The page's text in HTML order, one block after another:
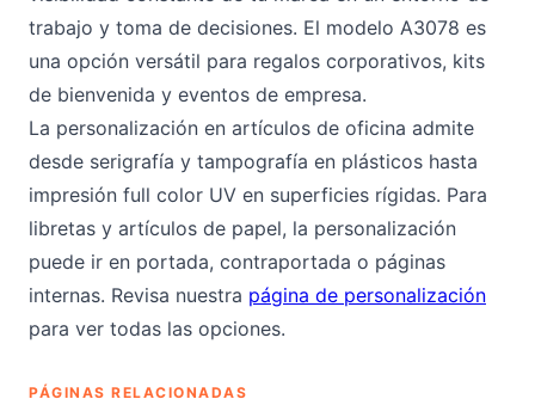
trabajo y toma de decisiones. El modelo A3078 es
una opción versátil para regalos corporativos, kits
de bienvenida y eventos de empresa.
La personalización en artículos de oficina admite
desde serigrafía y tampografía en plásticos hasta
impresión full color UV en superficies rígidas. Para
libretas y artículos de papel, la personalización
puede ir en portada, contraportada o páginas
internas. Revisa nuestra página de personalización
para ver todas las opciones.
PÁGINAS RELACIONADAS